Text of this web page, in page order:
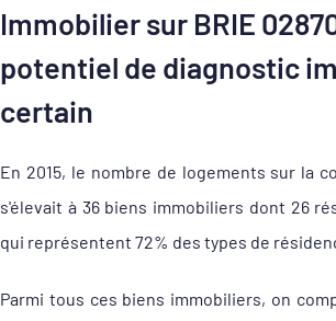
Immobilier sur BRIE
potentiel de diagnostic
certain
En 2015, le nombre de logements sur la
s'élevait à 36 biens immobiliers dont 26
qui représentent 72% des types de
Parmi tous ces biens immobiliers, on